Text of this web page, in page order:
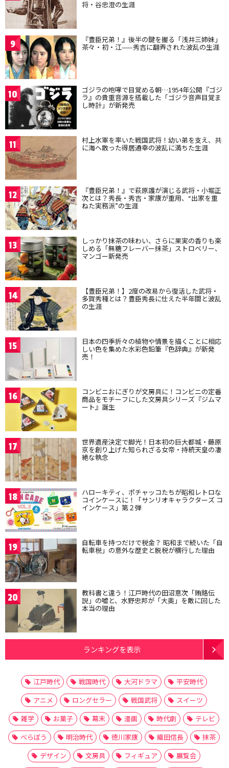
将・谷忠澄の生涯
9 『豊臣兄弟！』後半の鍵を握る「浅井三姉妹」
茶々・初・江——秀吉に翻弄された波乱の生涯
10 ゴジラの咆哮で目覚める朝…1954年公開『ゴジ
ラ』の貴重音源を搭載した「ゴジラ音声目覚ま
し時計」が新発売
11 村上水軍を率いた戦国武将！幼い弟を支え、共
に海へ散った得居通幸の波乱に満ちた生涯
12 『豊臣兄弟！』で萩原護が演じる武将・小堀正
次とは？秀長・秀吉・家康が重用、“出家を重
ねた実務派”の生涯
13 しっかり抹茶の味わい、さらに果実の香りも楽
しめる「無糖フレーバー抹茶」ストロベリー、
マンゴー新発売
14 【豊臣兄弟！】2度の改易から復活した武将・
多賀秀種とは？豊臣秀長に仕えた半年間と波乱
の生涯
15 日本の四季折々の植物や情景を描くことに相応
しい色を集めた水彩色鉛筆『色辞典』が新発
売！
16 コンビニおにぎりが文房具に！コンビニの定番
商品をモチーフにした文房具シリーズ『ジムマ
ート』誕生
17 世界遺産決定で脚光！日本初の巨大都城・藤原
京を創り上げた知られざる女帝・持統天皇の凄
絶な執念
18 ハローキティ、ポチャッコたちが昭和レトロな
コインケースに！「サンリオキャラクターズ コ
インケース」第２弾
19 自転車を持つだけで税金？ 昭和まで続いた「自
転車税」の意外な歴史と脱税が横行した理由
20 教科書と違う！江戸時代の田沼意次「賄賂伝
説」の嘘と、水野忠邦が「大奥」を敵に回した
本当の理由
ランキングを表示
江戸時代 戦国時代 大河ドラマ
平安時代
アニメ
ロングセラー 戦国武将
スイーツ
雑学
お菓子 幕末 漫画 時代劇
テレビ
べらぼう
明治時代 徳川家康 織田信長
抹茶
デザイン
文房具 フィギュア
展覧会